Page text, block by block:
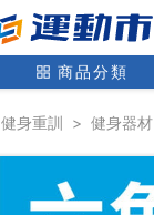
商品分類
健身重訓 > 健身器材